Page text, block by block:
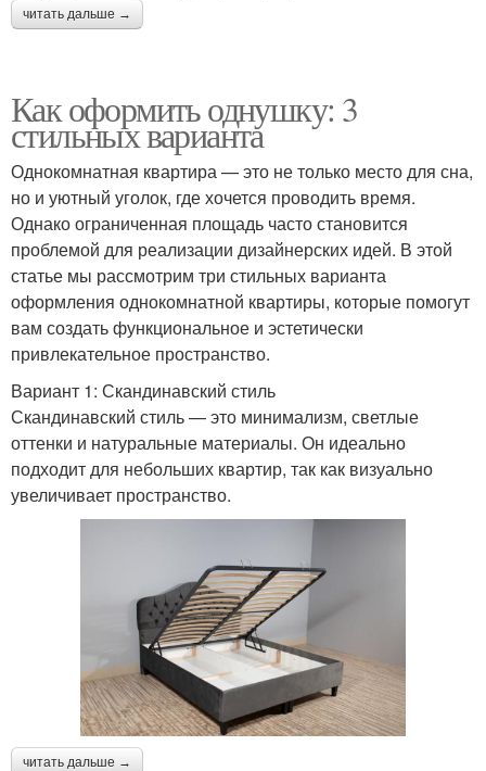
читать дальше →
Как оформить однушку: 3
стильных варианта
Однокомнатная квартира — это не только место для сна,
но и уютный уголок, где хочется проводить время.
Однако ограниченная площадь часто становится
проблемой для реализации дизайнерских идей. В этой
статье мы рассмотрим три стильных варианта
оформления однокомнатной квартиры, которые помогут
вам создать функциональное и эстетически
привлекательное пространство.
Вариант 1: Скандинавский стиль
Скандинавский стиль — это минимализм, светлые
оттенки и натуральные материалы. Он идеально
подходит для небольших квартир, так как визуально
увеличивает пространство.
читать дальше →